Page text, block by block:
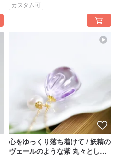
カスタム可
心をゆっくり落ち着けて / 妖精の
ヴェールのような紫 丸々とした